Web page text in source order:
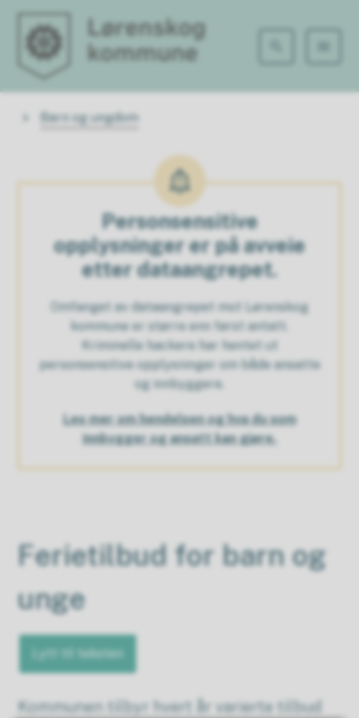
Lørenskog kommune
Du er her:
Barn og ungdom
Personsensitive
opplysninger er på avveie
etter dataangrepet.
Omfanget av dataangrepet mot Lørenskog
kommune er større enn først antatt.
Kriminelle hackere har hentet ut
personsensitive opplysninger om både ansatte
og innbyggere.
Les mer om hendelsen og hva du som
innbygger og ansatt kan gjøre.
Ferietilbud for barn og
unge
Lytt til teksten
Kommunen tilbyr hvert år varierte tilbud